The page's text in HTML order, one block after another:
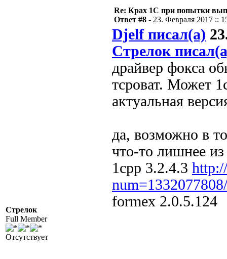
Стрелок
Full Member
Отсутствует
Re: Крах 1С при попытки
Ответ #8 - 23. Февраля 2017 ::
Djelf писал(а)
Стрелок
драйвер фокса
тсроват. Может
актуальная
да, возможно в
что-то лишнее
1cpp 3.2.4.3
formex 2.0.5.124